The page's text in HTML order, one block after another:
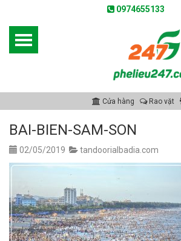
0974655133
Cửa hàng Rao vặt
BAI-BIEN-SAM-SON
02/05/2019 tandoorialbadia.com